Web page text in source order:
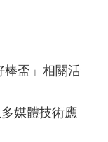
棒盃」相關活
媒體技術應